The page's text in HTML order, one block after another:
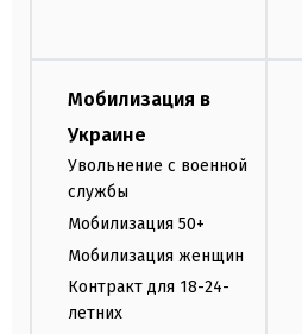
Мобилизация в
Украине
Увольнение с военной
службы
Мобилизация 50+
Мобилизация женщин
Контракт для 18-24-
летних